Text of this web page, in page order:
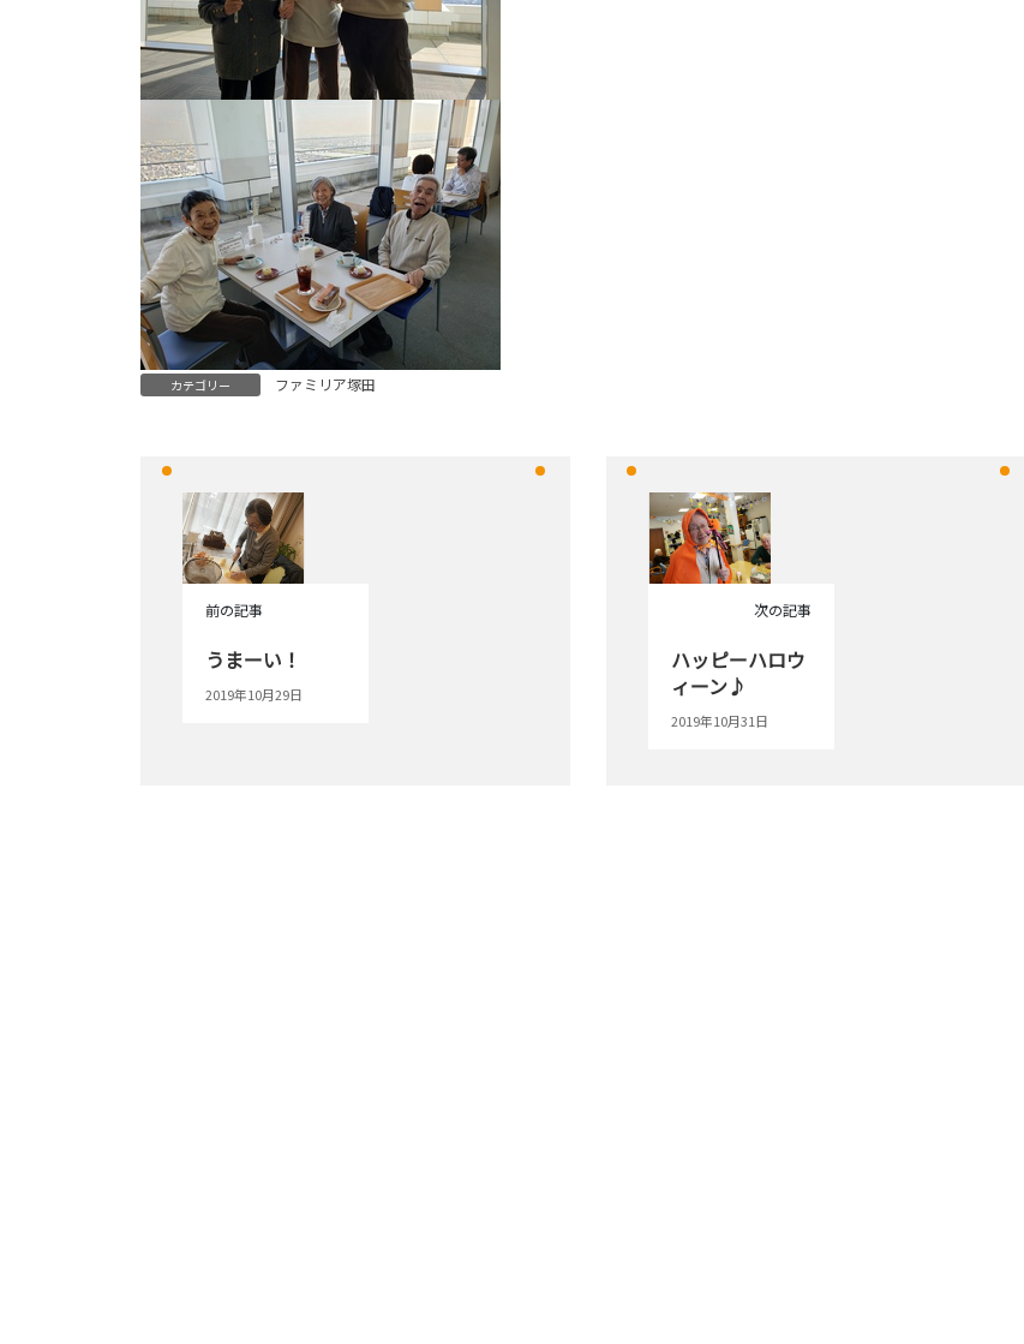
カテゴリー ファミリア塚田
前の記事
うまーい！
2019年10月29日
次の記事
ハッピーハロウ
ィーン♪
2019年10月31日